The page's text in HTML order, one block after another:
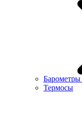
Барометры
Термосы